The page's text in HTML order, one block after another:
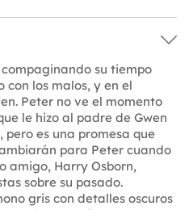
su tiempo
con los malos, y en el
Peter no ve el momento
le hizo al padre de Gwen
es una promesa que
para Peter cuando
amigo, Harry Osborn,
sobre su pasado.
gris con detalles oscuros